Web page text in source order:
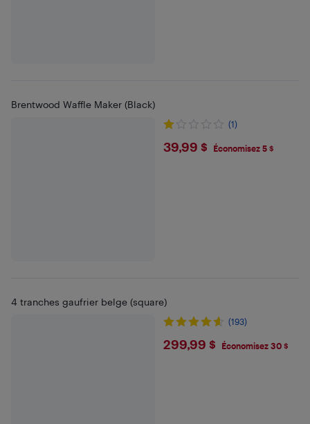
Brentwood Waffle Maker (Black)
(1)
$39.99
39,99 $ Économisez 5 $
4 tranches gaufrier belge (square)
(193)
$299.99
299,99 $ Économisez 30 $